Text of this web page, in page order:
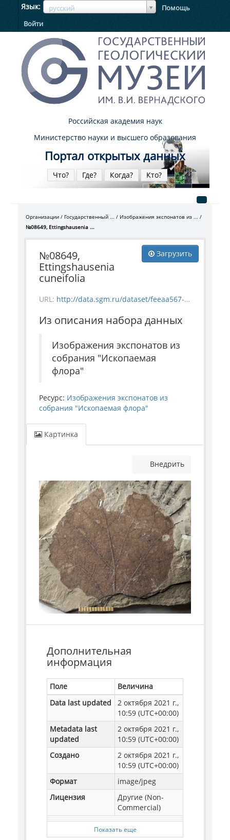
Язык русский
ЯзыкЯзык
Помощь
Войти
Российская академия наук
Министерство науки и высшего образования
Портал открытых данных
Что? Где? Когда? Кто?
Организации Государственный ...
Изображения экспонатов из ...
№08649, Ettingshausenia ...
Загрузить
№08649,
Ettingshausenia
cuneifolia
URL: http://data.sgm.ru/dataset/feeaa567-e841-4fc6-ab56-73987ea6492e/resource/5b803a98-f3b9-43a2-b4af-322f7c92c77b/download/-1835-56_-08649_ettingshausenia-cuneifolia.jpg
Из описания набора данных
Изображения экспонатов из
собрания "Ископаемая
флора"
Ресурс: Изображения экспонатов из
собрания "Ископаемая флора"
Картинка
Внедрить
Дополнительная
информация
Поле
Величина
Data last updated
2 октября 2021 г.,
10:59 (UTC+00:00)
Metadata last
updated
2 октября 2021 г.,
10:59 (UTC+00:00)
Создано
2 октября 2021 г.,
10:59 (UTC+00:00)
Формат
image/jpeg
Лицензия
Другие (Non-
Commercial)
Показать еще